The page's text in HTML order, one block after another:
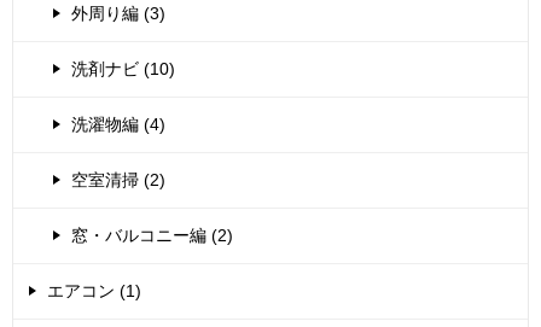
外周り編 (3)
洗剤ナビ (10)
洗濯物編 (4)
空室清掃 (2)
窓・バルコニー編 (2)
エアコン (1)